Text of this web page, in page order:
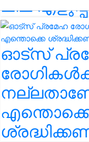
ചില
ഓട്സ്